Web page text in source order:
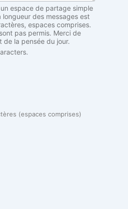
espace de partage simple
des messages est
espaces comprises.
pas permis. Merci de
de la pensée du jour.
(espaces comprises)